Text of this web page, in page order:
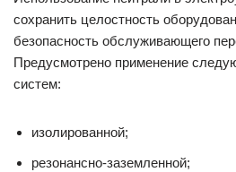
сохранить целостность
безопасность обслуживающего
Предусмотрено применение
систем:
изолированной;
резонансно-заземленной;